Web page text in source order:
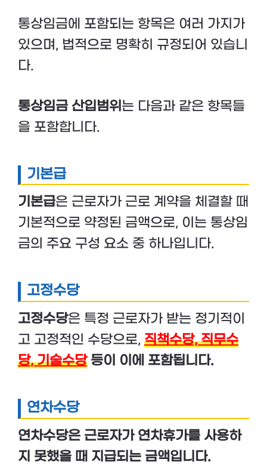
통상임금에 포함되는 항목은 여러 가지가
있으며, 법적으로 명확히 규정되어 있습니
다.
통상임금 산입범위 는 다음과 같은 항목들
을 포함합니다.
기본급
기본급은 근로자가 근로 계약을 체결할 때
기본적으로 약정된 금액으로, 이는 통상임
금의 주요 구성 요소 중 하나입니다.
고정수당
고정수당은 특정 근로자가 받는 정기적이
고 고정적인 수당으로, 직책수당,직무수
당,기술수당등이 이에 포함됩니다.
연차수당
연차수당은 근로자가 연차휴가를 사용하
지 못했을 때 지급되는 금액입니다.